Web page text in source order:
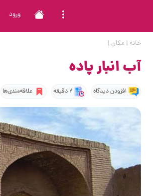
ورود
خانه | مکان |
آب انبار پاده
افزودن دیدگاه 2 دقیقه علاقه‌مندی‌ها